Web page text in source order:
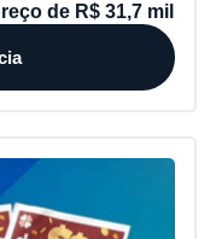
de R$ 31,7 mil